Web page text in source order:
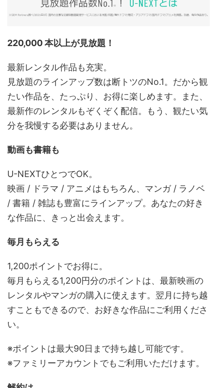
220,000 本以上が見放題！
最新レンタル作品も充実。
見放題のラインアップ数は断トツのNo.1。だから観
たい作品を、たっぷり、お得に楽しめます。また、
最新作のレンタルもぞくぞく配信。もう、観たい気
分を我慢する必要はありません。
動画も書籍も
U-NEXTひとつでOK。
映画 / ドラマ / アニメはもちろん、マンガ / ラノベ
/ 書籍 / 雑誌も豊富にラインアップ。あなたの好き
な作品に、きっと出会えます。
毎月もらえる
1,200ポイントでお得に。
毎月もらえる1,200円分のポイントは、最新映画の
レンタルやマンガの購入に使えます。翌月に持ち越
すこともできるので、お好きな作品にご利用くださ
い。
※ポイントは最大90日まで持ち越し可能です。
※ファミリーアカウントでもご利用いただけます。